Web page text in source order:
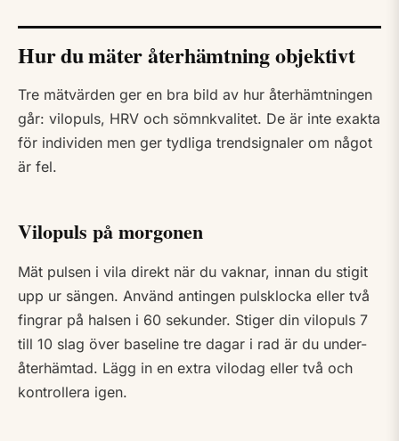
Hur du mäter återhämtning objektivt
Tre mätvärden ger en bra bild av hur återhämtningen
går: vilopuls, HRV och sömnkvalitet. De är inte exakta
för individen men ger tydliga trendsignaler om något
är fel.
Vilopuls på morgonen
Mät pulsen i vila direkt när du vaknar, innan du stigit
upp ur sängen. Använd antingen pulsklocka eller två
fingrar på halsen i 60 sekunder. Stiger din vilopuls 7
till 10 slag över baseline tre dagar i rad är du under-
återhämtad. Lägg in en extra vilodag eller två och
kontrollera igen.